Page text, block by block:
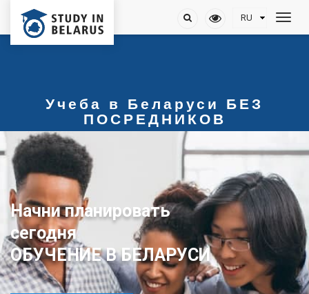
Учеба в Беларуси БЕЗ
ПОСРЕДНИКОВ
Начни планировать
сегодня
ОБУЧЕНИЕ В БЕЛАРУСИ
ОБУЧЕНИЕ В БЕЛАРУСИ